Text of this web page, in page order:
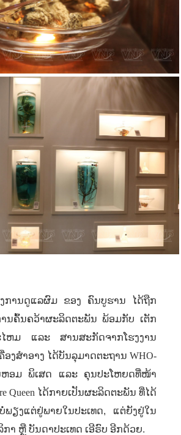
ງການດູແລຜົມ ຂອງ ຄົນບູຮານ ໄດ້ຖືກ
ນຄົ້ນຄວ້າຜະລິດຕະພັນ ພ້ອມກັບ ເຕັກ
ຫມ ແລະ ສານສະກັດຈາກໂຮງງານ
ອງສໍາອາງ ໄດ້ບັນລຸມາດຕະຖານ WHO-
ອມ ພິເສດ ແລະ ຄຸນປະໂຫຍດທີ່ໜ້າ
Queen ໄດ້ກາຍເປັນຜະລິດຕະພັນ ທີ່ໄດ້
ຽງ​ແຕ່​ຢູ່ພາຍໃນ​ປະ​ເທດ, ​ແຕ່​ຍັງ​ຢູ່​ໃນ​
ກາ ​ຫຼື​ ບັນດາປະ​ເທດ ​ເອີ​ຣົບ ອີກດ້ວຍ​.